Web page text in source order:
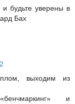
и будьте уверены в
Бах
выходим из
и